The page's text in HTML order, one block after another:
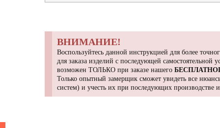
ВНИМАНИЕ!
Воспользуйтесь данной инструкцией для более
для заказа изделий с последующей
возможен ТОЛЬКО при заказе нашего
Только опытный замерщик сможет увидеть все
систем) и учесть их при последующих производстве